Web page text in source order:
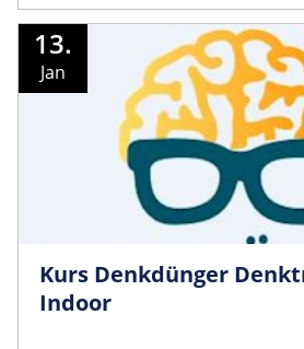
13.
Jan
Kurs Denkdünger
Indoor